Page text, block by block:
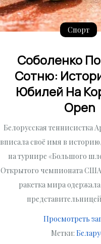
Спорт
Соболенко
Сотню:
Юбилей На
Open
Белорусская теннисистка
вписала своё имя в
на турнире «Большого
Открытого чемпионата США
ракетка мира
Просмотреть
Метки: